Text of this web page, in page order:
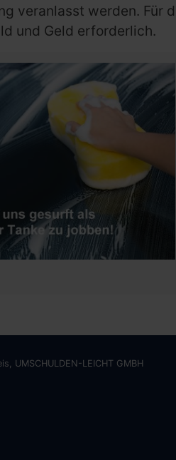
veranlasst werden. Für
und Geld erforderlich.
UMSCHULDEN-LEICHT GMBH